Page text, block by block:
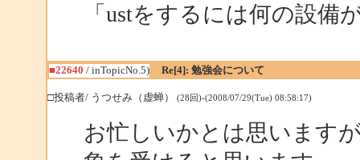
「ustをするには何の設備
■22640 / inTopicNo.5) Re[4]: 勉強会について
□投稿者/ うつせみ（虚蝉） (28回)-(2008/07/29(Tue) 08:58:17)
お忙しいかとは思います